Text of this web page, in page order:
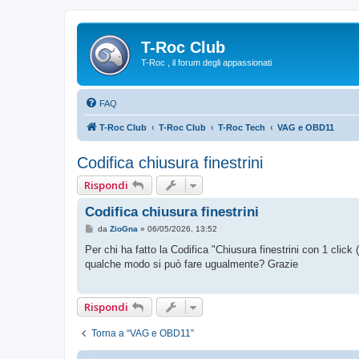
T-Roc Club
T-Roc , il forum degli appassionati
FAQ
T-Roc Club T-Roc Club T-Roc Tech VAG e OBD11
Codifica chiusura finestrini
Rispondi
Codifica chiusura finestrini
M
s
a
i
o
da ZioGna » 06/05/2026, 13:52
Per chi ha fatto la Codifica "Chiusura finestrini con 1
qualche modo si può fare ugualmente? Grazie
Rispondi
Torna a “VAG e OBD11”